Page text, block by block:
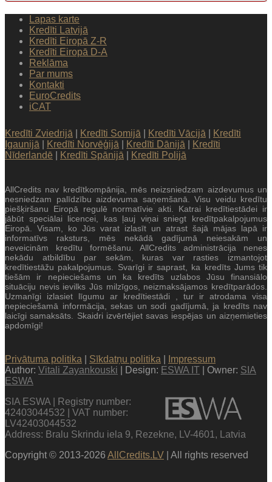
Lapas karte
Kredīti Latvijā
Kredīti Eiropā Z-R
Kredīti Eiropā D-A
Reklāma
Par mums
Kontakti
EuroCredits
iCAT
Kredīti Zviedrijā Kredīti Somijā Kredīti Vācijā
Kredīti
Igaunijā
Kredīti Norvēģijā Kredīti Dānijā
Kredīti
Nīderlandē
Kredīti Spānijā Kredīti Polijā
AllCredits nav kredītkompānija, mēs neizsniedzam aizdevumus un
nesniedzam palīdzību aizdevuma saņemšanā. Visu veidu kredītu
piešķiršanu Eiropā regulē normatīvie akti. Katrai kredītiestādei ir
jābūt speciālai licencei, kas ļauj viņai sniegt kredītpakalpojumus
Eiropā. Visam, ko Jūs varat izlasīt un atrast šajā mājas lapā ir
informatīvs raksturs, mēs nekādā gadījumā neiesakām un
neveicinām kredītu formēšanu. AllCredits administrācija nenes
nekādu atbildību par sekām, kuras var rasties izmantojot
kredītiestāžu pakalpojumus. Svarīgi ir saprast, ka kredīts Jums tik
tiešām ir nepieciešams un ka kredīts uzlabos Jūsu finansiālo
situāciju nevis ievilks Jūs milzīgos, neizmaksājamos kredītparādos.
Uzmanīgi izlasiet līgumu ar kredītiestādi , tur ir atrodama visa
nepieciešamā informācija, sekas un sodi gadījumā, ja kredīts nav
laicīgi samaksāts. Skaidri izvērtējiet savas iespējas un aizņemieties
apdomīgi!
Privātuma politika Sīkdatņu politika
Impressum
Author: Vitali Zayankouski | Design: ESWA IT | Owner: SIA
ESWA
SIA ESWA | Registry number:
42403044532 | VAT number:
LV42403044532
Address: Bralu Skrindu iela 9, Rezekne, LV-4601, Latvia
Copyright © 2013-2026 AllCredits.LV | All rights reserved